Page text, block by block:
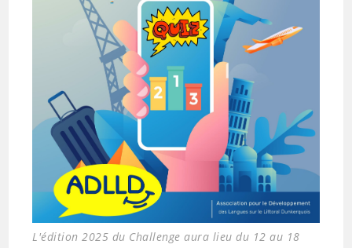
L'édition 2025 du Challenge aura lieu du 12 au 18